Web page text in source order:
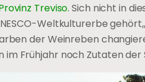
Treviso. Sich nicht in
Weltkulturerbe
der Weinreben
Frühjahr noch Zutaten der